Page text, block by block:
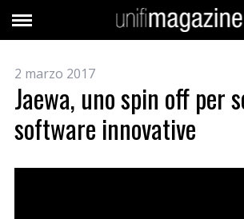
2 marzo 2017
Jaewa, uno spin off per
software innovative